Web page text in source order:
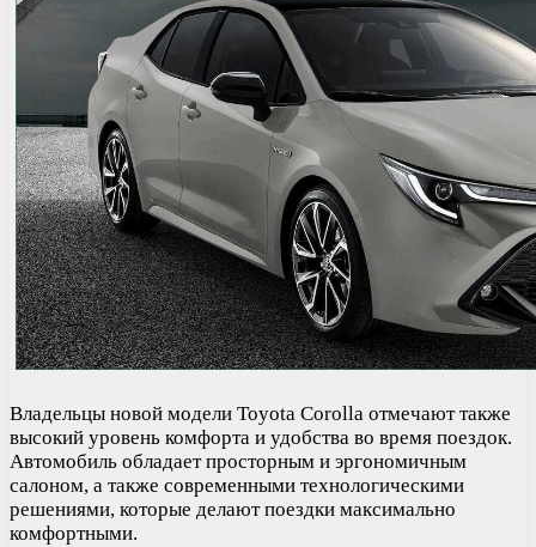
Владельцы новой модели Toyota Corolla отмечают также
высокий уровень комфорта и удобства во время поездок.
Автомобиль обладает просторным и эргономичным
салоном, а также современными технологическими
решениями, которые делают поездки максимально
комфортными.